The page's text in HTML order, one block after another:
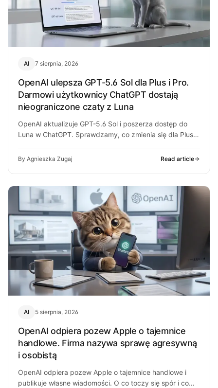
AI 7 sierpnia, 2026
OpenAI ulepsza GPT-5.6 Sol dla Plus i Pro.
Darmowi użytkownicy ChatGPT dostają
nieograniczone czaty z Luna
OpenAI aktualizuje GPT-5.6 Sol i poszerza dostęp do
Luna w ChatGPT. Sprawdzamy, co zmienia się dla Plus,
By Agnieszka Zugaj Read article
AI 5 sierpnia, 2026
OpenAI odpiera pozew Apple o tajemnice
handlowe. Firma nazywa sprawę agresywną
i osobistą
OpenAI odpiera pozew Apple o tajemnice handlowe i
publikuje własne wiadomości. O co toczy się spór i co